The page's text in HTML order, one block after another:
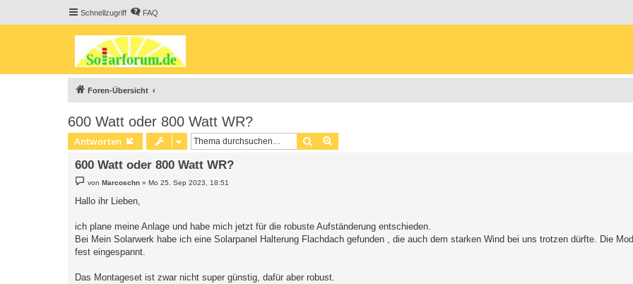
Schnellzugriff FAQ
Foren-Übersicht
600 Watt oder 800 Watt WR?
Antworten Suche
600 Watt oder 800 Watt WR?
e
i
t
g
vonMarcoschn »Mo 25. Sep 2023, 18:51
Hallo ihr Lieben,
ich plane meine Anlage und habe mich jetzt für die robuste Aufständerung entschieden.
Bei Mein Solarwerk habe ich eine Solarpanel Halterung Flachdach gefunden , die auch dem starken Wind bei uns trotzen dürfte. Die
fest eingespannt.
Das Montageset ist zwar nicht super günstig, dafür aber robust.